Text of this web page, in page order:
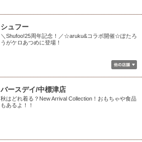
シュフー
＼Shufoo!25周年記念！／☆aruku&コラボ開催☆ぽたろ
うがケロあつめに登場！
バースデイ/中標津店
秋はどれ着る？New Arrival Collection！おもちゃや食品
もあるよ！！